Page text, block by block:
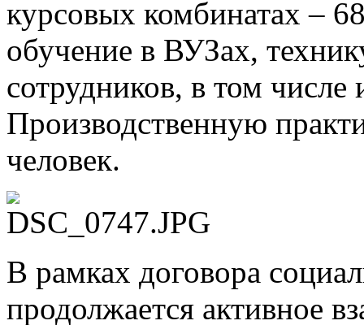
курсовых комбинатах –
обучение в ВУЗах,
сотрудников, в том числе
Производственную
человек.
В рамках договора
продолжается активное